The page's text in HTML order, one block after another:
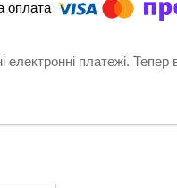
електронні платежі.